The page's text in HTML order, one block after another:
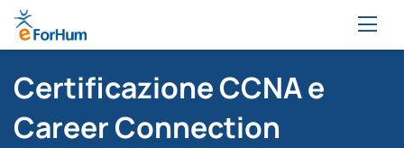
Certificazione CCNA e
Career Connection